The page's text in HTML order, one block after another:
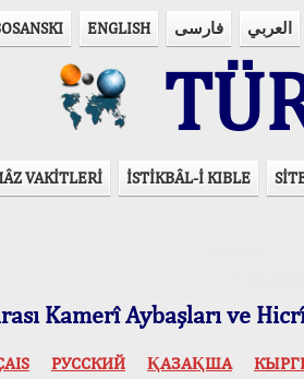
ENGLISH فارسی العربي
VAKİTLERİ İSTİKBÂL-İ KIBLE
Kamerî Aybaşları ve
РУССКИЙ ҚАЗАҚША